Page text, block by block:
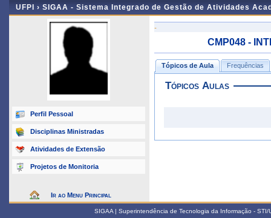
UFPI › SIGAA - Sistema Integrado de Gestão de Atividades
Perfil Pessoal
Disciplinas Ministradas
Atividades de Extensão
Projetos de Monitoria
Ir ao Menu Principal
-
CMP048 -
Tópicos de Aula Frequências
Tópicos Aulas
SIGAA | Superintendência de Tecnologia da Informação -